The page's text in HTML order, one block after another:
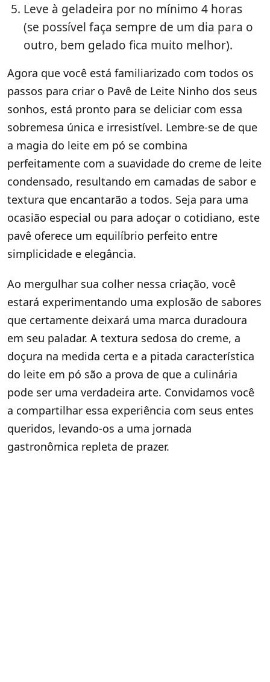
Leve à geladeira por no mínimo 4 horas
(se possível faça sempre de um dia para o
outro, bem gelado fica muito melhor).
Agora que você está familiarizado com todos os
passos para criar o Pavê de Leite Ninho dos seus
sonhos, está pronto para se deliciar com essa
sobremesa única e irresistível. Lembre-se de que
a magia do leite em pó se combina
perfeitamente com a suavidade do creme de leite
condensado, resultando em camadas de sabor e
textura que encantarão a todos. Seja para uma
ocasião especial ou para adoçar o cotidiano, este
pavê oferece um equilíbrio perfeito entre
simplicidade e elegância.
Ao mergulhar sua colher nessa criação, você
estará experimentando uma explosão de sabores
que certamente deixará uma marca duradoura
em seu paladar. A textura sedosa do creme, a
doçura na medida certa e a pitada característica
do leite em pó são a prova de que a culinária
pode ser uma verdadeira arte. Convidamos você
a compartilhar essa experiência com seus entes
queridos, levando-os a uma jornada
gastronômica repleta de prazer.